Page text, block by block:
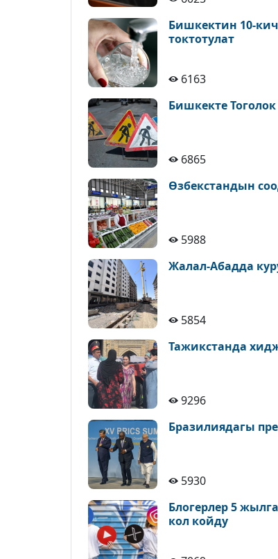
Бишкектин 10-
токтотулат
6163
Бишкекте
6865
Өзбекстандын
5988
Жалал-Абадда
5854
Тажикстанда
9296
Бразилиядагы
5930
Блогерлер 5
кол койду